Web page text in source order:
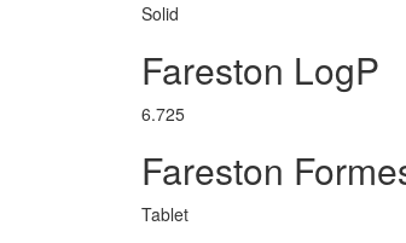
Solid
Fareston LogP
6.725
Fareston
Tablet